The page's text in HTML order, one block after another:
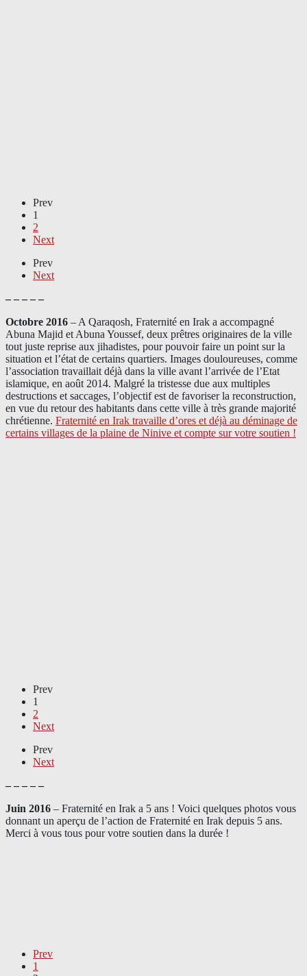
Prev
1
2
Next
Prev
Next
– – – – –
Octobre 2016 – A Qaraqosh, Fraternité en Irak a accompagné
Abuna Majid et Abuna Youssef, deux prêtres originaires de la ville
tout juste reprise aux jihadistes, pour pouvoir faire un point sur la
situation et l’état de certains quartiers. Images douloureuses, comme
l’association travaillait déjà dans la ville avant l’arrivée de l’Etat
islamique, en août 2014. Malgré la tristesse due aux multiples
destructions et saccages, l’objectif est de favoriser la reconstruction,
en vue du retour des habitants dans cette ville à très grande majorité
chrétienne. Fraternité en Irak travaille d’ores et déjà au déminage de
certains villages de la plaine de Ninive et compte sur votre soutien !
Prev
1
2
Next
Prev
Next
– – – – –
Juin 2016 – Fraternité en Irak a 5 ans ! Voici quelques photos vous
donnant un aperçu de l’action de Fraternité en Irak depuis 5 ans.
Merci à vous tous pour votre soutien dans la durée !
Prev
1